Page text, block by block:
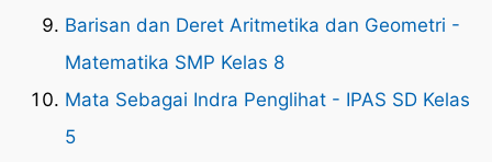
Barisan dan Deret Aritmetika dan Geometri -
Matematika SMP Kelas 8
Mata Sebagai Indra Penglihat - IPAS SD Kelas
5